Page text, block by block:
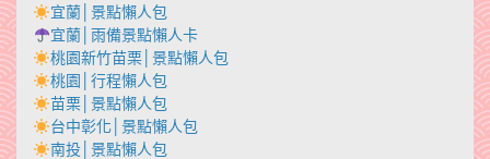
宜蘭│景點懶人包
宜蘭│雨備景點懶人卡
桃園新竹苗栗│景點懶人包
桃園│行程懶人包
苗栗│景點懶人包
台中彰化│景點懶人包
南投│景點懶人包